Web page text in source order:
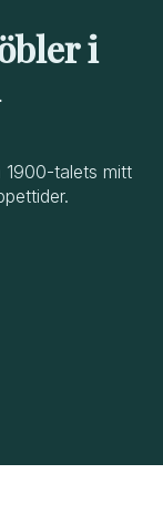
i
1900-talets mitt